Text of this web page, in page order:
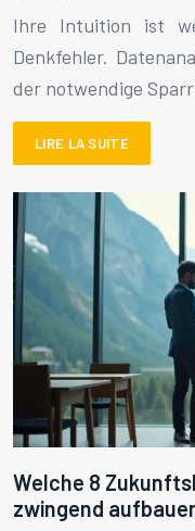
Ihre Intuition ist
Denkfehler.
der notwendige
LIRE LA SUITE
Welche 8
zwingend